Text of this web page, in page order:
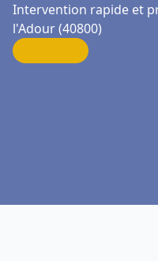
Intervention rapide et
l'Adour (40800)